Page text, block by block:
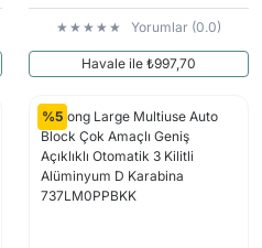
Yorumlar (0.0)
Havale ile ₺997,70
%5